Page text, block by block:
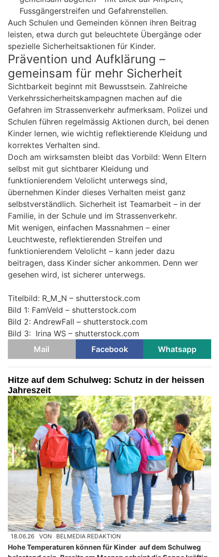
Fussgängerstreifen und Gefahrenstellen.
Auch Schulen und Gemeinden können ihren Beitrag
leisten, etwa durch gut beleuchtete Übergänge oder
spezielle Sicherheitsaktionen für Kinder.
Prävention und Aufklärung –
gemeinsam für mehr Sicherheit
Sichtbarkeit beginnt mit Bewusstsein. Zahlreiche
Verkehrssicherheitskampagnen machen auf die
Gefahren im Strassenverkehr aufmerksam. Polizei und
Schulen führen regelmässig Aktionen durch, bei denen
Kinder lernen, wie wichtig reflektierende Kleidung und
korrektes Verhalten sind.
Doch am wirksamsten bleibt das Vorbild: Wenn Eltern
selbst mit gut sichtbarer Kleidung und
funktionierendem Velolicht unterwegs sind,
übernehmen Kinder dieses Verhalten meist ganz
selbstverständlich. Sicherheit ist Teamarbeit – in der
Familie, in der Schule und im Strassenverkehr.
Mit wenigen, einfachen Massnahmen – einer
Leuchtweste, reflektierenden Streifen und
funktionierendem Velolicht – kann jeder dazu
beitragen, dass Kinder sicher ankommen. Denn wer
gesehen wird, ist sicherer unterwegs.
Titelbild: R_M_N – shutterstock.com
Bild 1: FamVeld – shutterstock.com
Bild 2: AndrewFall – shutterstock.com
Bild 3: Irina WS – shutterstock.com
Mail
Facebook Whatsapp
Hitze auf dem Schulweg: Schutz in der heissen
Jahreszeit
18.06.26 VON BELMEDIA REDAKTION
Hohe Temperaturen können für Kinder auf dem Schulweg